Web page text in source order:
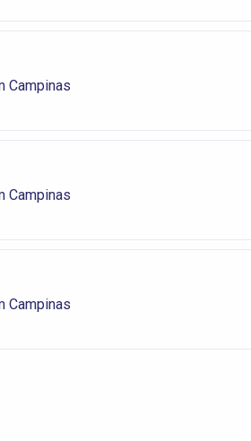
Campinas
Campinas
Campinas